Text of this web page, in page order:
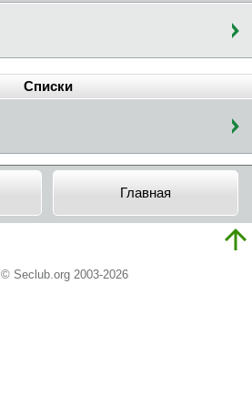
Списки
Главная
© Seclub.org 2003-2026